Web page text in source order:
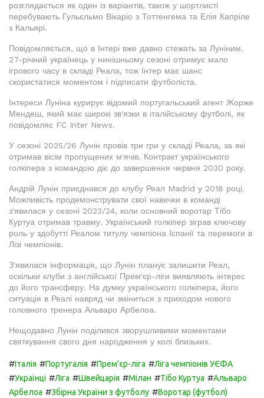
розглядається як один із варіантів, також у шортлисті
перебувають Гульєльмо Вікаріо з Тоттенгема та Елія Капріле
з Кальярі.
Повідомляється, що в Інтері вже давно стежать за Луніним.
27-річний українець у нинішньому сезоні отримує мало
ігрового часу в складі Реала, тож Інтер має шанс
скористатися моментом і підписати футболіста.
Інтереси Луніна курирує відомий португальський агент Жорже
Мендеш, який має широкі зв'язки в італійському футболі, як
повідомляє FC Inter News.
У сезоні 2025/26 Лунін провів три гри у складі Реала, за які
отримав вісім пропущених м'ячів. Контракт українського
голкіпера з командою діє до завершення червня 2030 року.
Андрій Лунін приєднався до клубу Реал Madrid у 2018 році.
Можливість продемонструвати свої навички в команді
з'явилася у сезоні 2023/24, коли основний воротар Тібо
Куртуа отримав травму. Український голкіпер зіграв ключову
роль у здобутті Реалом титулу чемпіона Іспанії та перемоги в
Лізі чемпіонів.
З'явилася інформація, що Лунін планує залишити Реал,
оскільки клуби з англійської Прем'єр-ліги виявляють інтерес
до його трансферу. На думку українського голкіпера, його
ситуація в Реалі навряд чи зміниться з приходом нового
головного тренера Альваро Арбелоа.
Нещодавно Лунін поділився зворушливими моментами
святкування свого дня народження у колі близьких.
#Італія #Португалія #Прем'єр-ліга #Ліга чемпіонів УЄФА
#Українці #Ліга #Швейцарія #Мілан #Тібо Куртуа #Альваро
Арбелоа #Збірна України з футболу #Воротар (футбол)